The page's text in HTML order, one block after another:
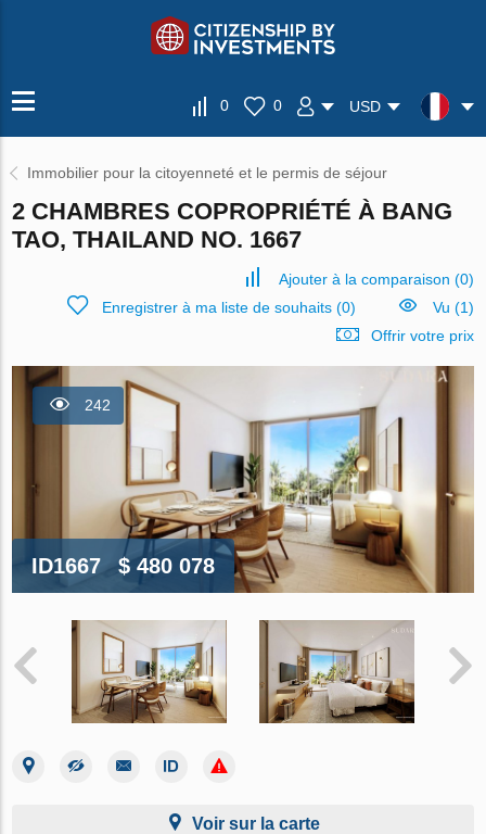
0 0 USD
Immobilier pour la citoyenneté et le permis de séjour
2 CHAMBRES COPROPRIÉTÉ À BANG
TAO, THAILAND NO. 1667
Ajouter à la comparaison (0)
Enregistrer à ma liste de souhaits(0)
Vu (1)
Offrir votre prix
242
ID1667 $ 480 078
Voir sur la carte